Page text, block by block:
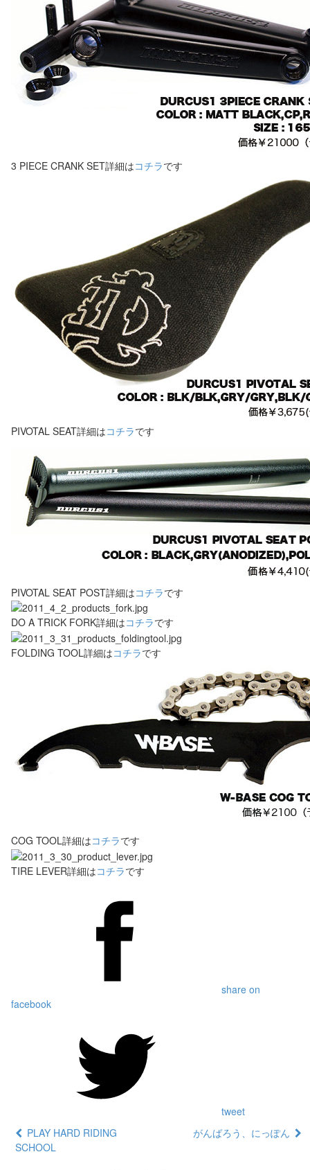
3 PIECE CRANK SET詳細はコチラです
PIVOTAL SEAT詳細はコチラです
PIVOTAL SEAT POST詳細はコチラです
DO A TRICK FORK詳細はコチラです
FOLDING TOOL詳細はコチラです
COG TOOL詳細はコチラです
TIRE LEVER詳細はコチラです
share on
facebook
tweet
PLAY HARD RIDING
SCHOOL
がんばろう、にっぽん